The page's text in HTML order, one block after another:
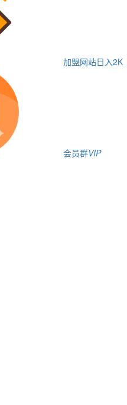
加盟网站日入2K
会员群VIP